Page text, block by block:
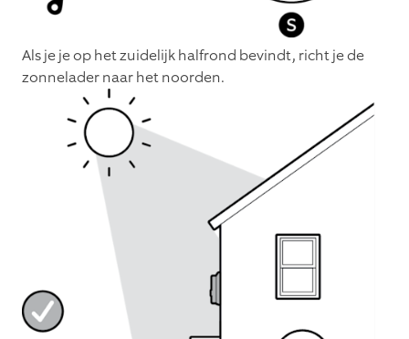
Als je je op het zuidelijk halfrond bevindt, richt je de
zonnelader naar het noorden.